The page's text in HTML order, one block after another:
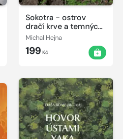
Sokotra - ostrov
dračí krve a temných
jeskyní
Michal Hejna
199 Kč